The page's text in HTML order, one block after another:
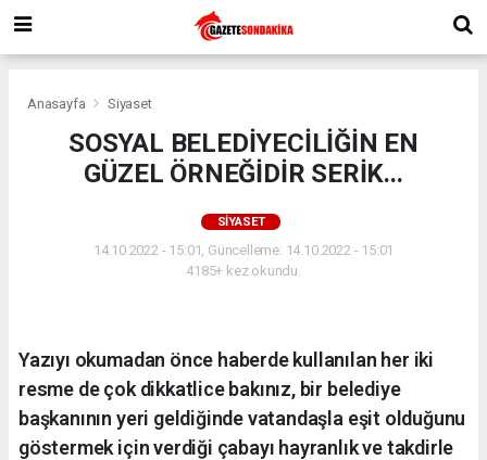
Anasayfa Siyaset
SOSYAL BELEDİYECİLİĞİN EN
GÜZEL ÖRNEĞİDİR SERİK...
SIYASET
14.10.2022 - 15:01, Güncelleme: 14.10.2022 - 15:01
4185+ kez okundu.
Yazıyı okumadan önce haberde kullanılan her iki
resme de çok dikkatlice bakınız, bir belediye
başkanının yeri geldiğinde vatandaşla eşit olduğunu
göstermek için verdiği çabayı hayranlık ve takdirle